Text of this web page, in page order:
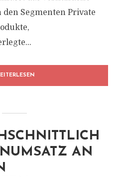
Segmenten Private
AN